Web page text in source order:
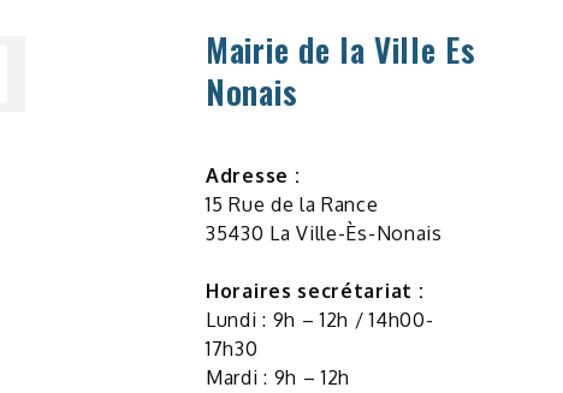
Mairie de la Ville Es
Nonais
Adresse :
15 Rue de la Rance
35430 La Ville-Ès-Nonais
Horaires secrétariat :
Lundi : 9h – 12h / 14h00-
17h30
Mardi : 9h – 12h